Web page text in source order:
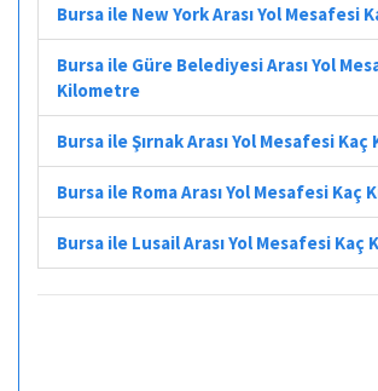
Bursa ile New York Arası Yol Mesafesi
Bursa ile Güre Belediyesi Arası Yol
Kilometre
Bursa ile Şırnak Arası Yol Mesafesi
Bursa ile Roma Arası Yol Mesafesi Kaç
Bursa ile Lusail Arası Yol Mesafesi Kaç